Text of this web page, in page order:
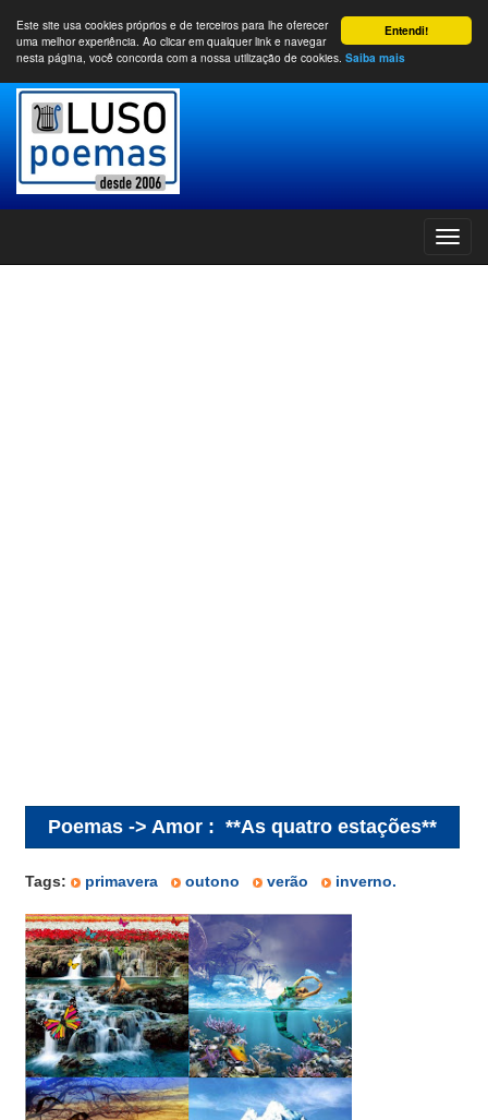
Entendi!
Este site usa cookies próprios e de terceiros para lhe oferecer
uma melhor experiência. Ao clicar em qualquer link e navegar
nesta página, você concorda com a nossa utilização de cookies. Saiba mais
Poemas -> Amor : **As quatro estações**
Tags: primavera outono verão inverno.